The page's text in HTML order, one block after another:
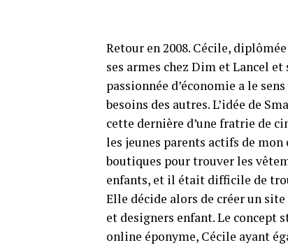
Retour en 2008. Cécile,
ses armes chez Dim et Lancel
passionnée d’économie a le
besoins des autres. L’idée de
cette dernière d’une fratrie de
les jeunes parents actifs de mon
boutiques pour trouver les
enfants, et il était difficile de
Elle décide alors de créer un
et designers enfant. Le concept
online éponyme, Cécile ayant